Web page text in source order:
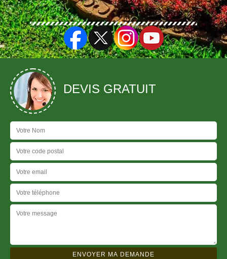
DEVIS GRATUIT